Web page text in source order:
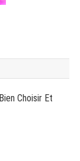
Choisir Et